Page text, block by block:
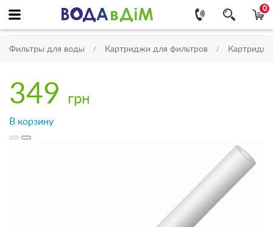
0
Фильтры для воды Картриджи для фильтров
349 грн
В корзину